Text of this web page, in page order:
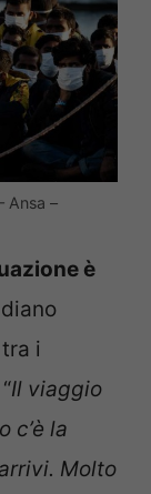
Ansa –
è
i
Il viaggio
c’è la
Molto